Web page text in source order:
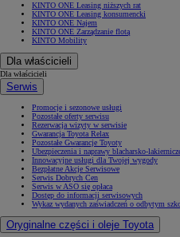
KINTO ONE Leasing niższych rat
KINTO ONE Leasing konsumencki
KINTO ONE Najem
KINTO ONE Zarządzanie flotą
KINTO Mobility
Dla właścicieli
Dla właścicieli
Serwis
Promocje i sezonowe usługi
Pozostałe oferty serwisu
Rezerwacja wizyty w serwisie
Gwarancja Toyota Relax
Pozostałe Gwarancje Toyoty
Ubezpieczenia i naprawy blacharsko-
Innowacyjne usługi dla Twojej wygody
Bezpłatne Akcje Serwisowe
Serwis Dobrych Cen
Serwis w ASO się opłaca
Dostęp do informacji serwisowych
Wykaz wydanych zaświadczeń o odbytym
Oryginalne części i oleje Toyota